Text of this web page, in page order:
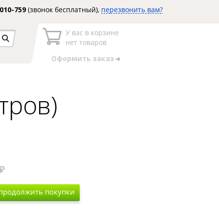
759(звонок бесплатный), перезвонить вам?
У вас в корзине
нет товаров
Оформить заказ
покупки